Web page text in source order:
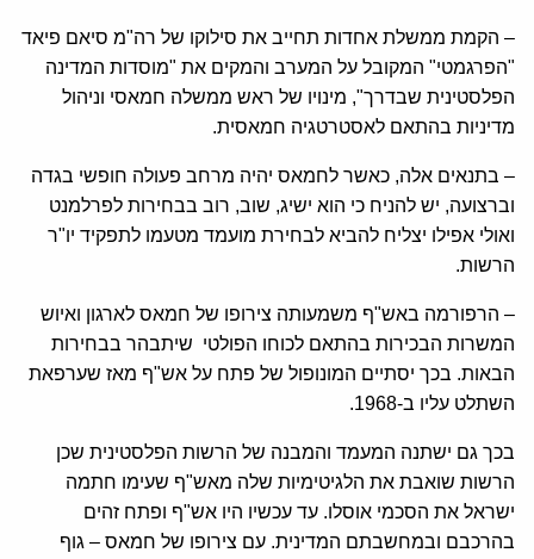
– הקמת ממשלת אחדות תחייב את סילוקו של רה"מ סיאם פיאד
"הפרגמטי" המקובל על המערב והמקים את "מוסדות המדינה
הפלסטינית שבדרך", מינויו של ראש ממשלה חמאסי וניהול
מדיניות בהתאם לאסטרטגיה חמאסית.
– בתנאים אלה, כאשר לחמאס יהיה מרחב פעולה חופשי בגדה
וברצועה, יש להניח כי הוא ישיג, שוב, רוב בבחירות לפרלמנט
ואולי אפילו יצליח להביא לבחירת מועמד מטעמו לתפקיד יו"ר
הרשות.
– הרפורמה באש"ף משמעותה צירופו של חמאס לארגון ואיוש
המשרות הבכירות בהתאם לכוחו הפולטי שיתבהר בבחירות
הבאות. בכך יסתיים המונופול של פתח על אש"ף מאז שערפאת
השתלט עליו ב-1968.
בכך גם ישתנה המעמד והמבנה של הרשות הפלסטינית שכן
הרשות שואבת את הלגיטימיות שלה מאש"ף שעימו חתמה
ישראל את הסכמי אוסלו. עד עכשיו היו אש"ף ופתח זהים
בהרכבם ובמחשבתם המדינית. עם צירופו של חמאס – גוף